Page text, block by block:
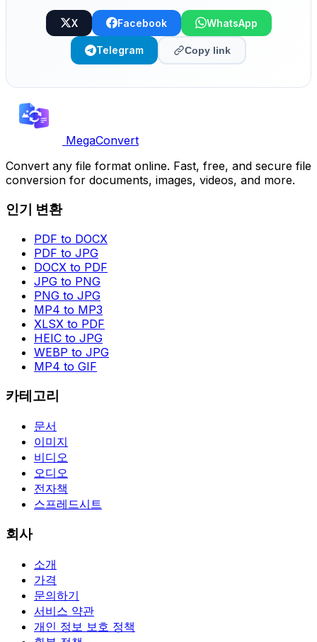
X Facebook WhatsApp
Telegram Copy link
MegaConvert
Convert any file format online. Fast, free, and secure file
conversion for documents, images, videos, and more.
인기 변환
PDF to DOCX
PDF to JPG
DOCX to PDF
JPG to PNG
PNG to JPG
MP4 to MP3
XLSX to PDF
HEIC to JPG
WEBP to JPG
MP4 to GIF
카테고리
문서
이미지
비디오
오디오
전자책
스프레드시트
회사
소개
가격
문의하기
서비스 약관
개인 정보 보호 정책